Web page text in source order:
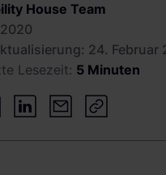
to-Grid
House Team
24. Februar
Lesezeit: 5 Minuten